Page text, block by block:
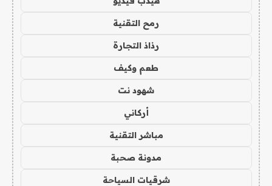
رمح التقنية
رذاذ التجارة
طعم وكيف
شهود نت
أركاني
مباشر التقنية
مدونة صحبة
شرقيات السياحة